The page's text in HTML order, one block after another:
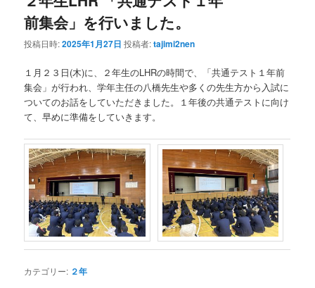
前集会」を行いました。
投稿日時:2025年1月27日 投稿者:tajimi2nen
１月２３日(木)に、２年生のLHRの時間で、「共通テスト１年前
集会」が行われ、学年主任の八橋先生や多くの先生方から入試に
ついてのお話をしていただきました。１年後の共通テストに向け
て、早めに準備をしていきます。
カテゴリー: ２年